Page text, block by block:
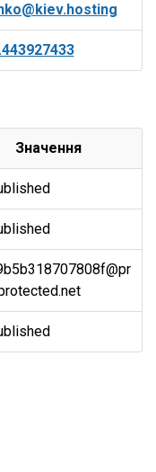
Значення